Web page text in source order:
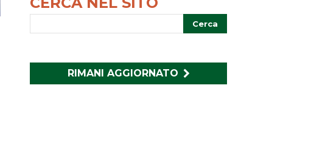
RIMANI AGGIORNATO